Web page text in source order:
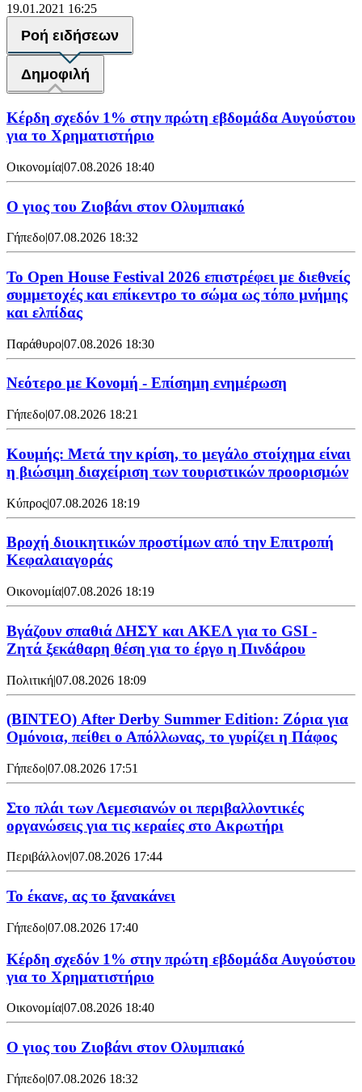
19.01.2021 16:25
Ροή ειδήσεων
Δημοφιλή
Κέρδη σχεδόν 1% στην πρώτη εβδομάδα Αυγούστου
για το Χρηματιστήριο
Οικονομία|07.08.2026 18:40
Ο γιος του Ζιοβάνι στον Ολυμπιακό
Γήπεδο|07.08.2026 18:32
Το Open House Festival 2026 επιστρέφει με διεθνείς
συμμετοχές και επίκεντρο το σώμα ως τόπο μνήμης
και ελπίδας
Παράθυρο|07.08.2026 18:30
Νεότερο με Κονομή - Επίσημη ενημέρωση
Γήπεδο|07.08.2026 18:21
Κουμής: Μετά την κρίση, το μεγάλο στοίχημα είναι
η βιώσιμη διαχείριση των τουριστικών προορισμών
Κύπρος|07.08.2026 18:19
Βροχή διοικητικών προστίμων από την Επιτροπή
Κεφαλαιαγοράς
Οικονομία|07.08.2026 18:19
Βγάζουν σπαθιά ΔΗΣΥ και ΑΚΕΛ για το GSI -
Ζητά ξεκάθαρη θέση για το έργο η Πινδάρου
Πολιτική|07.08.2026 18:09
(ΒΙΝΤΕΟ) After Derby Summer Edition: Ζόρια για
Ομόνοια, πείθει ο Απόλλωνας, το γυρίζει η Πάφος
Γήπεδο|07.08.2026 17:51
Στο πλάι των Λεμεσιανών οι περιβαλλοντικές
οργανώσεις για τις κεραίες στο Ακρωτήρι
Περιβάλλον|07.08.2026 17:44
Το έκανε, ας το ξανακάνει
Γήπεδο|07.08.2026 17:40
Κέρδη σχεδόν 1% στην πρώτη εβδομάδα Αυγούστου
για το Χρηματιστήριο
Οικονομία|07.08.2026 18:40
Ο γιος του Ζιοβάνι στον Ολυμπιακό
Γήπεδο|07.08.2026 18:32